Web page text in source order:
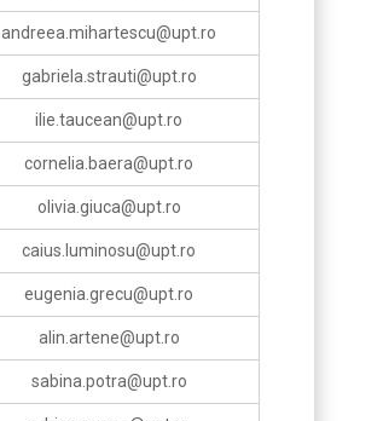
andreea.mihartescu@upt.ro
gabriela.strauti@upt.ro
ilie.taucean@upt.ro
cornelia.baera@upt.ro
olivia.giuca@upt.ro
caius.luminosu@upt.ro
eugenia.grecu@upt.ro
alin.artene@upt.ro
sabina.potra@upt.ro